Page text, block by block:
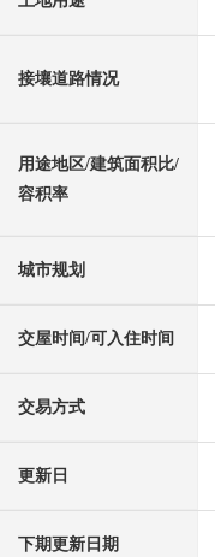
接壤道路情况
用途地区/建筑面积比/
容积率
城市规划
交屋时间/可入住时间
交易方式
更新日
下期更新日期